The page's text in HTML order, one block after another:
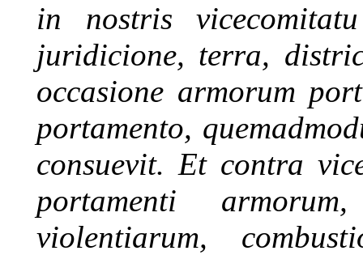
in nostris
juridicione, terra,
occasione armorum
portamento,
consuevit. Et contra
portamenti
violentiarum,